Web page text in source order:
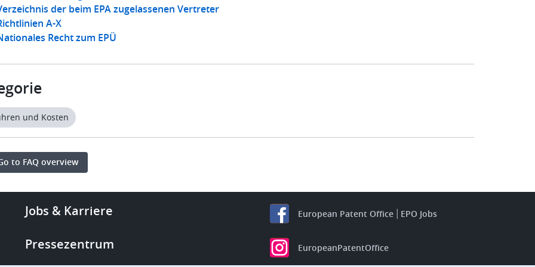
der beim EPA zugelassenen Vertreter
A-X
Recht zum EPÜ
und Kosten
to FAQ overview
Footer
links
Jobs & Karriere
Pressezentrum
European Patent Office EPO Jobs
EuropeanPatentOffice